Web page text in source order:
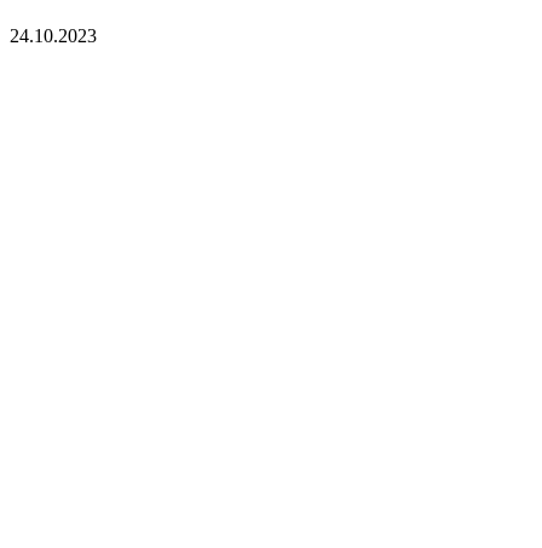
24.10.2023